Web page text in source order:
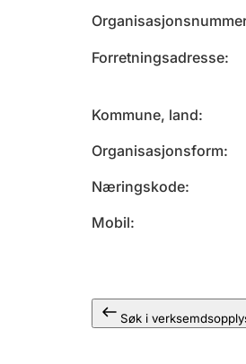
Forretningsadresse
Kommune, land
Organisasjonsform
Næringskode
Mobil
Søk i